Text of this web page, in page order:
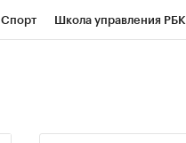
Спорт Школа управления РБК